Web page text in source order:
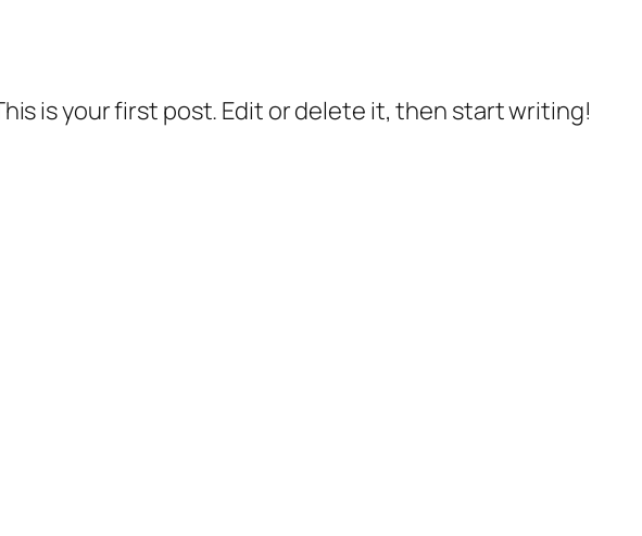
is your first post. Edit or delete it, then start writing!